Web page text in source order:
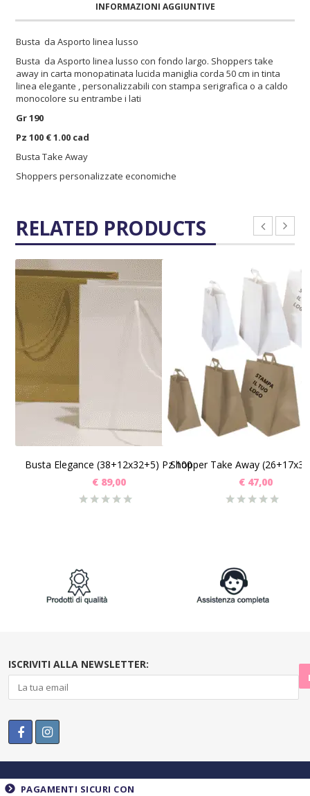
INFORMAZIONI AGGIUNTIVE
Busta da Asporto linea lusso
Busta da Asporto linea lusso con fondo largo. Shoppers take
away in carta monopatinata lucida maniglia corda 50 cm in tinta
linea elegante , personalizzabili con stampa serigrafica o a caldo
monocolore su entrambe i lati
Gr 190
Pz 100 € 1.00 cad
Busta Take Away
Shoppers personalizzate economiche
RELATED PRODUCTS
SCEGLI
Busta Elegance (38+12x32+5) Pz 100
€89,00
SCEGLI
€47,00
ISCRIVITI ALLA NEWSLETTER:
PAGAMENTI SICURI CON